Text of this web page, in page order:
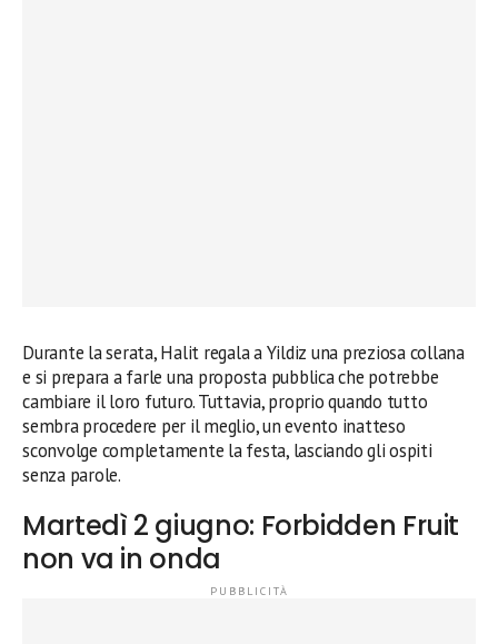
Durante la serata, Halit regala a Yildiz una preziosa collana
e si prepara a farle una proposta pubblica che potrebbe
cambiare il loro futuro. Tuttavia, proprio quando tutto
sembra procedere per il meglio, un evento inatteso
sconvolge completamente la festa, lasciando gli ospiti
senza parole.
Martedì 2 giugno: Forbidden Fruit
non va in onda